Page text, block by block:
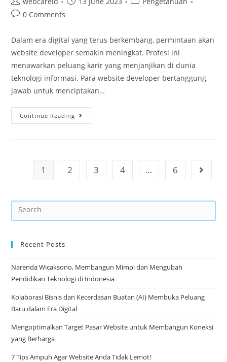
0 Comments
Dalam era digital yang terus berkembang, permintaan akan
website developer semakin meningkat. Profesi ini
menawarkan peluang karir yang menjanjikan di dunia
teknologi informasi. Para website developer bertanggung
jawab untuk menciptakan…
Continue Reading
1 2 3 4 … 6
Recent Posts
Narenda Wicaksono, Membangun Mimpi dan Mengubah
Pendidikan Teknologi di Indonesia
Kolaborasi Bisnis dan Kecerdasan Buatan (AI) Membuka Peluang
Baru dalam Era Digital
Mengoptimalkan Target Pasar Website untuk Membangun Koneksi
yang Berharga
7 Tips Ampuh Agar Website Anda Tidak Lemot!